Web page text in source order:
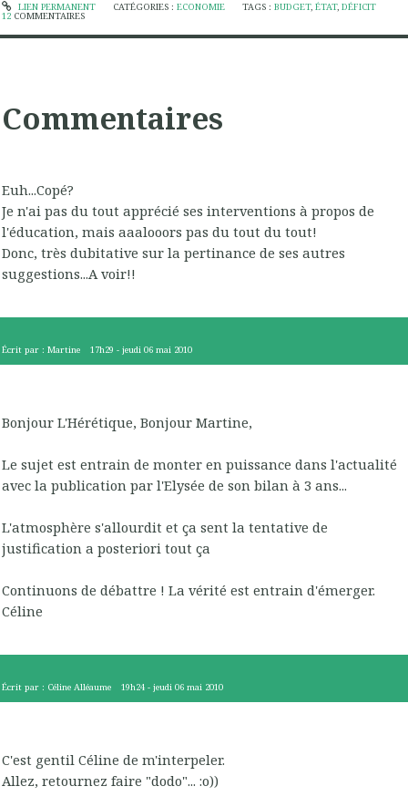
LIEN PERMANENT CATÉGORIES : ECONOMIE TAGS :BUDGET,ÉTAT,DÉFICIT
12 COMMENTAIRES
Commentaires
Euh...Copé?
Je n'ai pas du tout apprécié ses interventions à propos de
l'éducation, mais aaalooors pas du tout du tout!
Donc, très dubitative sur la pertinance de ses autres
suggestions...A voir!!
Écrit par : Martine 17h29 -jeudi 06 mai 2010
Bonjour L'Hérétique, Bonjour Martine,
Le sujet est entrain de monter en puissance dans l'actualité
avec la publication par l'Elysée de son bilan à 3 ans...
L'atmosphère s'allourdit et ça sent la tentative de
justification a posteriori tout ça
Continuons de débattre ! La vérité est entrain d'émerger.
Céline
Écrit par : Céline Alléaume 19h24 -jeudi 06 mai 2010
C'est gentil Céline de m'interpeler.
Allez, retournez faire "dodo"... :o))